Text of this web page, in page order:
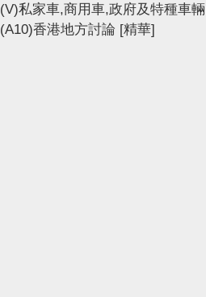
(V)私家車,商用車,政府及特種車輛
(A10)香港地方討論 [精華]